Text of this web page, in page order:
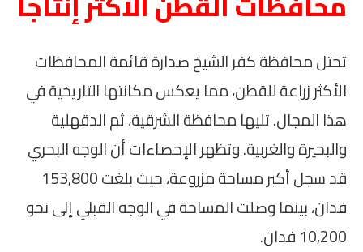
تحتل محافظة كفر الشيخ صدارة قائمة المحافظات
الأكثر زراعة للقطن، مما يعكس مكانتها التاريخية في
هذا المجال. تليها محافظة الشرقية، ثم الدقهلية
والبحيرة والغربية. وتظهر الإحصاءات أن الوجه البحري
قد سجل أكبر مساحة مزروعة، حيث بلغت 153,800
فدان، بينما وصلت المساحة في الوجه القبلي إلى نحو
10,200 فدان.